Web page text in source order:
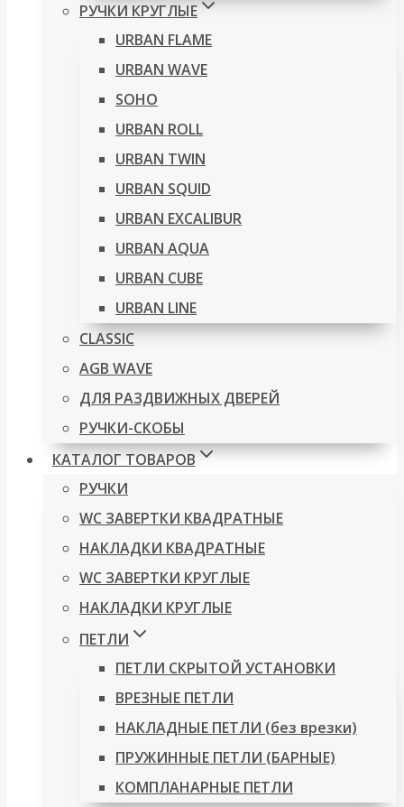
РУЧКИ КРУГЛЫЕ
URBAN FLAME
URBAN WAVE
SOHO
URBAN ROLL
URBAN TWIN
URBAN SQUID
URBAN EXCALIBUR
URBAN AQUA
URBAN CUBE
URBAN LINE
CLASSIC
AGB WAVE
ДЛЯ РАЗДВИЖНЫХ ДВЕРЕЙ
РУЧКИ-СКОБЫ
КАТАЛОГ ТОВАРОВ
РУЧКИ
WC ЗАВЕРТКИ КВАДРАТНЫЕ
НАКЛАДКИ КВАДРАТНЫЕ
WC ЗАВЕРТКИ КРУГЛЫЕ
НАКЛАДКИ КРУГЛЫЕ
ПЕТЛИ
ПЕТЛИ СКРЫТОЙ УСТАНОВКИ
ВРЕЗНЫЕ ПЕТЛИ
НАКЛАДНЫЕ ПЕТЛИ (без врезки)
ПРУЖИННЫЕ ПЕТЛИ (БАРНЫЕ)
КОМПЛАНАРНЫЕ ПЕТЛИ